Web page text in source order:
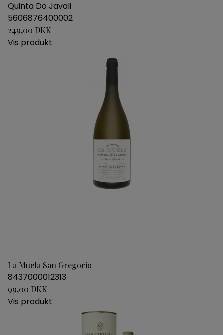
Quinta Do Javali
5606876400002
249,00 DKK
Vis produkt
La Muela San Gregorio
8437000012313
99,00 DKK
Vis produkt